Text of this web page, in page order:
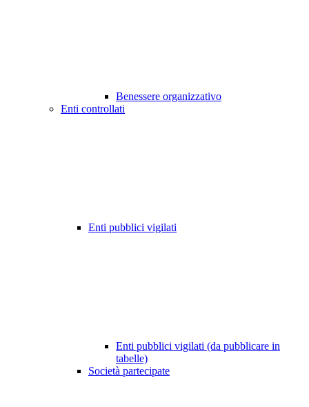
Benessere organizzativo
Enti controllati
Enti pubblici vigilati
Enti pubblici vigilati (da pubblicare in
tabelle)
Società partecipate